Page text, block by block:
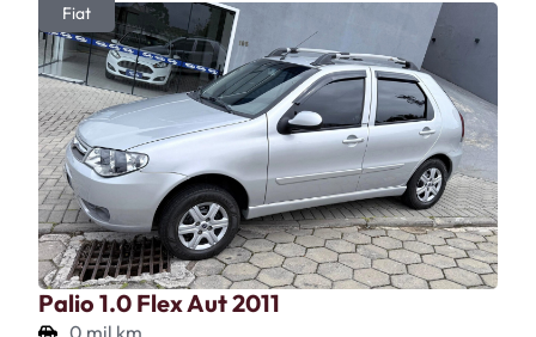
Fiat
Palio 1.0 Flex Aut 2011
0 mil km